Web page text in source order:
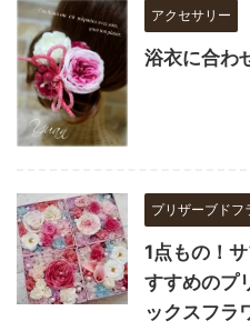
アクセサリー
浴衣に合わ
プリザーブドフ
1点もの！
すすめのプ
ックスフラ